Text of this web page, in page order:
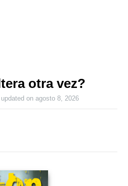
otra vez?
updated onagosto 8, 2026